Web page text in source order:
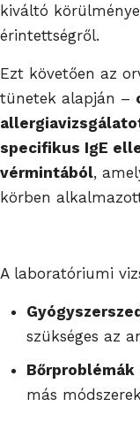
kiváltó
érintettségről.
Ezt követően az
tünetek alapján –
specifikus IgE
vérmintából,
körben
A laboratóriumi
szükséges az
más